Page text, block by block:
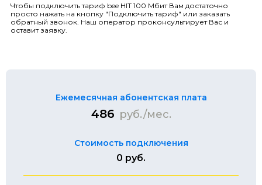
Чтобы подключить тариф bee HIT 100 Мбит Вам достаточно
просто нажать на кнопку "Подключить тариф" или заказать
обратный звонок. Наш оператор проконсультирует Вас и
оставит заявку.
Ежемесячная абонентская плата
486 руб./мес.
Стоимость подключения
0 руб.